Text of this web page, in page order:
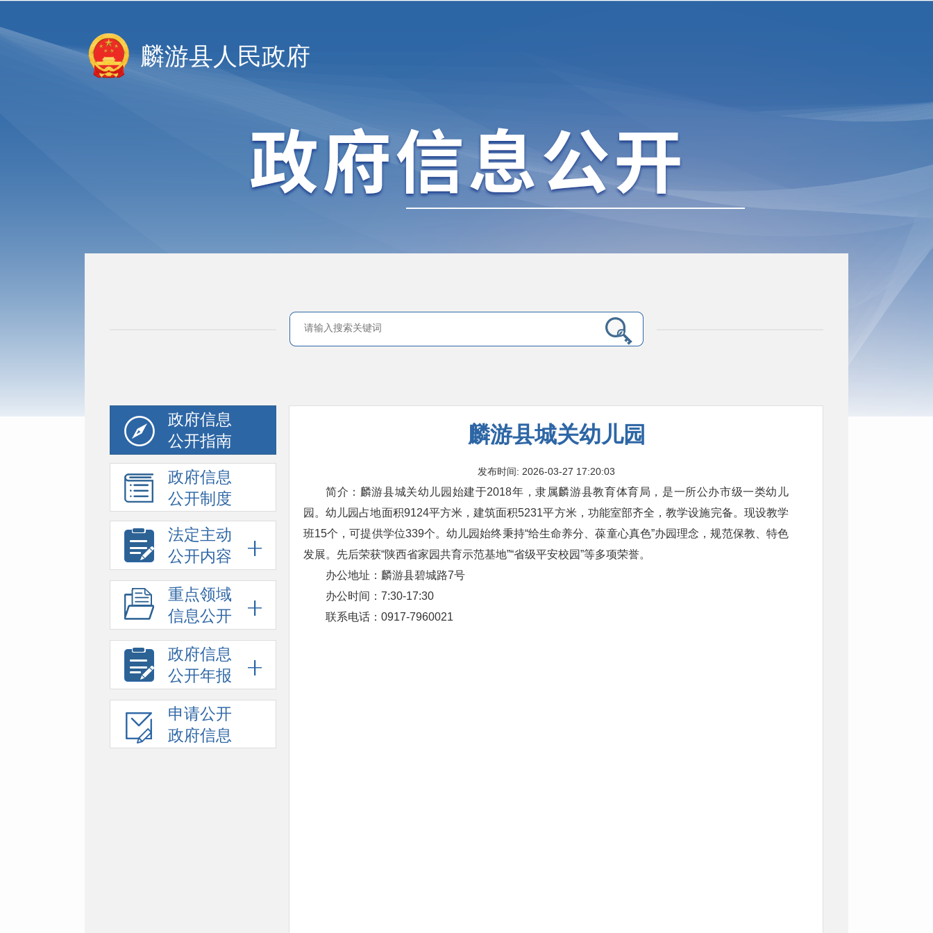
麟游县人民政府
政府信息
公开指南
政府信息
公开制度
法定主动
公开内容
重点领域
信息公开
政府信息
公开年报
申请公开
政府信息
麟游县城关幼儿园
发布时间: 2026-03-27 17:20:03
简介：麟游县城关幼儿园始建于2018年，隶属麟游县教育体育局，是一所公办市级一类幼儿
园。幼儿园占地面积9124平方米，建筑面积5231平方米，功能室部齐全，教学设施完备。现设教学
班15个，可提供学位339个。幼儿园始终秉持“给生命养分、葆童心真色”办园理念，规范保教、特色
发展。先后荣获“陕西省家园共育示范基地”“省级平安校园”等多项荣誉。
办公地址：麟游县碧城路7号
办公时间：7:30-17:30
联系电话：0917-7960021